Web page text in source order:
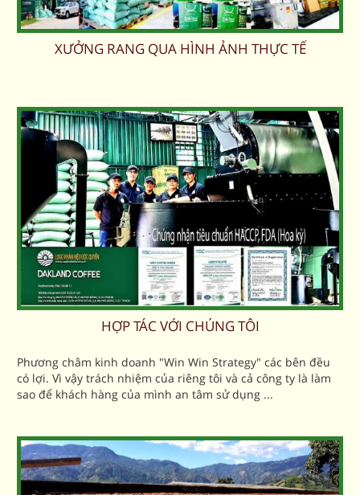
XƯỞNG RANG QUA HÌNH ẢNH THỰC TẾ
HỢP TÁC VỚI CHÚNG TÔI
Phương châm kinh doanh "Win Win Strategy" các bên đều
có lợi. Vì vậy trách nhiệm của riêng tôi và cả công ty là làm
sao để khách hàng của mình an tâm sử dụng ...